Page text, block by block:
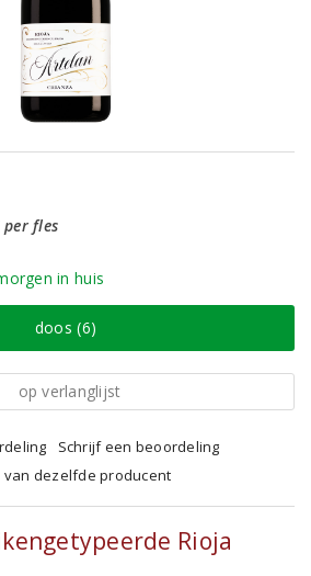
per fles
in huis
doos (6)
op verlanglijst
Schrijf een beoordeling
dezelfde producent
Rioja